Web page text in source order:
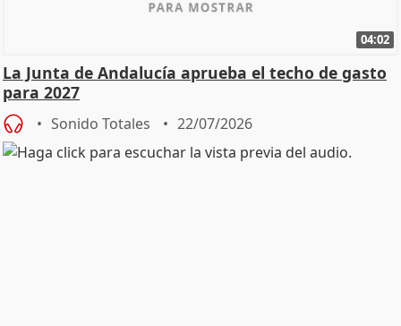
04:02
La Junta de Andalucía aprueba el techo de gasto
para 2027
Sonido Totales 22/07/2026